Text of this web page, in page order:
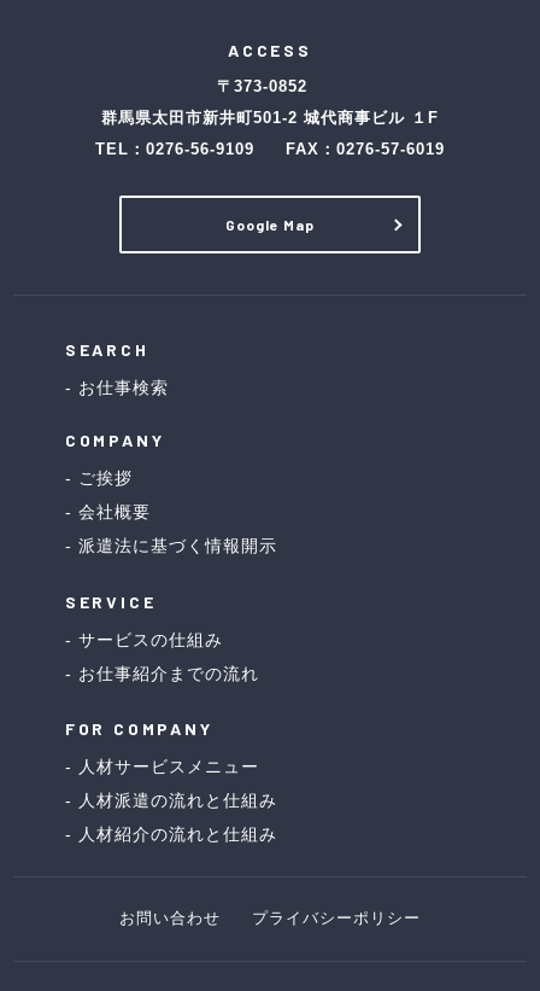
ACCESS
〒373-0852
群馬県太田市新井町501-2 城代商事ビル １F
TEL： 0276-56-9109 FAX：0276-57-6019
Google Map
SEARCH
お仕事検索
COMPANY
ご挨拶
会社概要
派遣法に基づく情報開示
SERVICE
サービスの仕組み
お仕事紹介までの流れ
FOR COMPANY
人材サービスメニュー
人材派遣の流れと仕組み
人材紹介の流れと仕組み
お問い合わせ プライバシーポリシー